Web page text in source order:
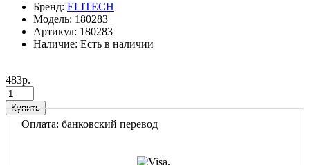
Бренд: ELITECH
Модель: 180283
Артикул: 180283
Наличие: Есть в наличии
483р.
Купить
Оплата: банковский перевод